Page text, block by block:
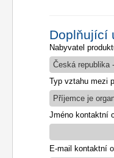
Doplňující
Nabyvatel
Česká republika
Typ vztahu mezi
Příjemce je
Jméno kontaktní
E-mail kontaktní